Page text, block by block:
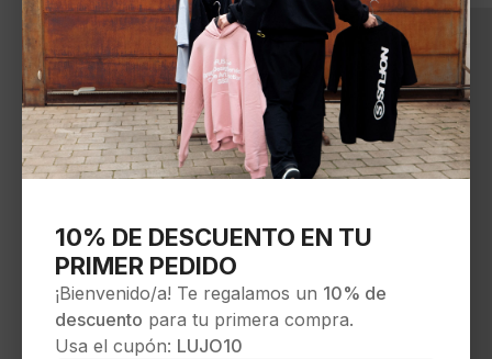
69,00 €.
59,95 €.
10% DE DESCUENTO EN TU
PRIMER PEDIDO
¡Bienvenido/a! Te regalamos un 10% de
descuento para tu primera compra.
Usa el cupón: LUJO10